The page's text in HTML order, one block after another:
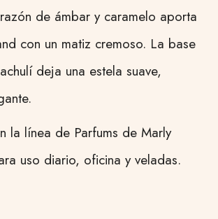
de ámbar y caramelo aporta
con un matiz cremoso. La base
deja una estela suave,
la línea de Parfums de Marly
uso diario, oficina y veladas.